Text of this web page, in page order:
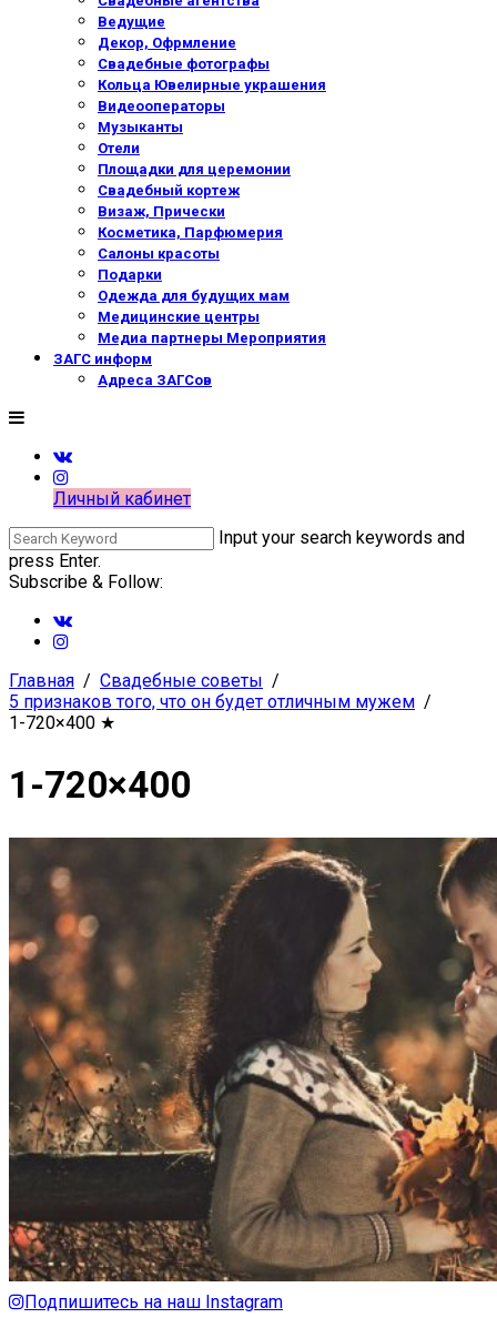
Ведущие
Декор, Офрмление
Свадебные фотографы
Кольца Ювелирные украшения
Видеооператоры
Музыканты
Отели
Площадки для церемонии
Свадебный кортеж
Визаж, Прически
Косметика, Парфюмерия
Салоны красоты
Подарки
Одежда для будущих мам
Медицинские центры
Медиа партнеры Мероприятия
ЗАГС информ
Адреса ЗАГСов
Личный кабинет
Input your search keywords and
press Enter.
Subscribe & Follow:
Главная
Свадебные советы
5 признаков того, что он будет отличным мужем
1-720×400 ★
1-720×400
Подпишитесь на наш Instagram